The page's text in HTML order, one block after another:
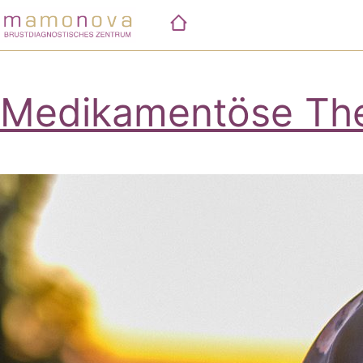
Inhalt
springen
Medikamentöse